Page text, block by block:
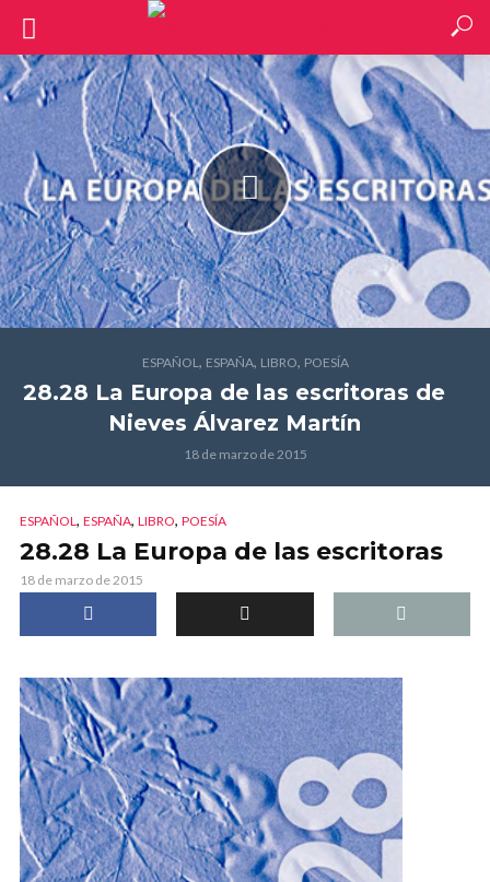
ESPAÑOL, ESPAÑA, LIBRO, POESÍA
28.28 La Europa de las escritoras de
Nieves Álvarez Martín
18 de marzo de 2015
ESPAÑOL, ESPAÑA, LIBRO, POESÍA
28.28 La Europa de las escritoras
18 de marzo de 2015